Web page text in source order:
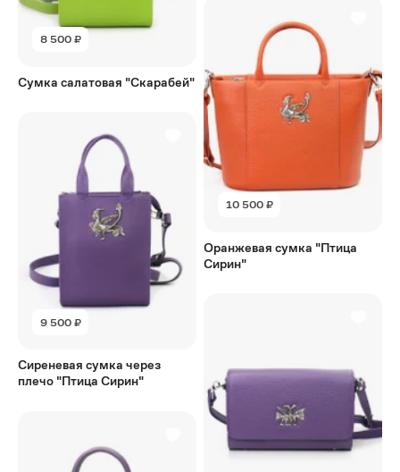
8 500 ₽
Сумка салатовая "Скарабей"
9 500 ₽
Сиреневая сумка через
плечо "Птица Сирин"
10 500 ₽
Оранжевая сумка "Птица
Сирин"